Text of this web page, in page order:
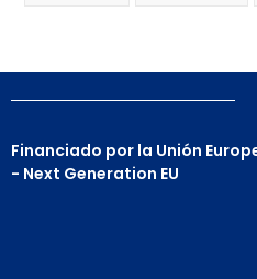
Financiado por la Unión
- Next Generation EU